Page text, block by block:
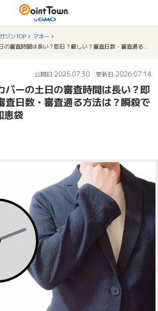
ジンTOP
マネー
公開日:2025.07.30 更新日:2026.07.14
バーの土日の審査時間は長い？即
査日数・審査通る方法は？瞬殺で
恵袋